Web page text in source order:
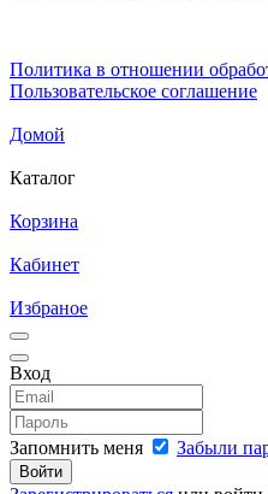
Политика в отношении
Пользовательское соглашение
Домой
Каталог
Корзина
Кабинет
Избраное
Вход
Запомнить меня Забыли